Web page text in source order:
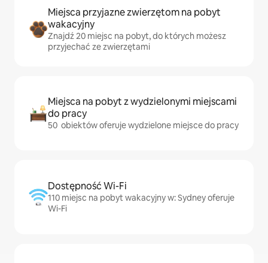
Miejsca przyjazne zwierzętom na pobyt
wakacyjny
Znajdź 20 miejsc na pobyt, do których możesz
przyjechać ze zwierzętami
Miejsca na pobyt z wydzielonymi miejscami
do pracy
50 obiektów oferuje wydzielone miejsce do pracy
Dostępność Wi-Fi
110 miejsc na pobyt wakacyjny w: Sydney oferuje
Wi-Fi